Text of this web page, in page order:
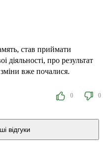
став приймати
діяльності, про результат
вже почалися.
0 0
відгуки